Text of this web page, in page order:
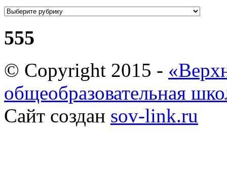
555
© Copyright 2015 -
общеобразовательная
Сайт создан sov-link.ru